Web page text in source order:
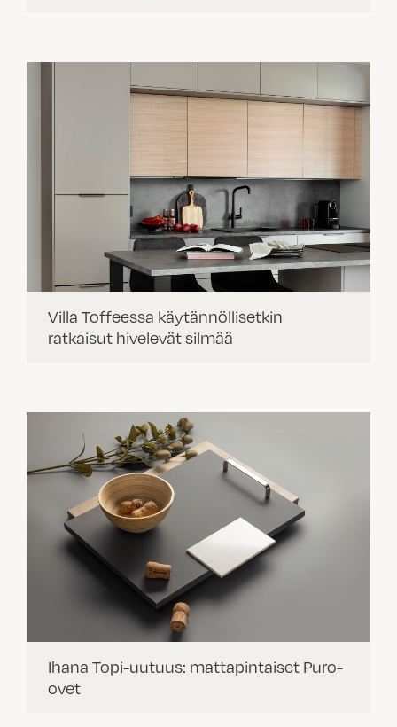
Villa Toffeessa käytännöllisetkin
ratkaisut hivelevät silmää
Ihana Topi-uutuus: mattapintaiset Puro-
ovet